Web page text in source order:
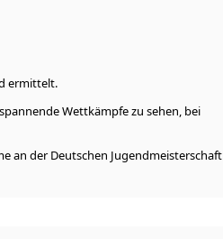
ermittelt.
Wettkämpfe zu sehen, bei
an der Deutschen Jugendmeisterschaft